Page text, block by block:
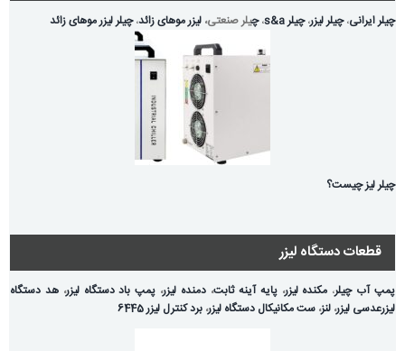
چیلر ایرانی،چیلر لیزر،چیلر s&a ،چیلر صنعتی، لیزر موهای زائد،چیلر لیزر موهای زائد
چیلر لیز چیست؟
قطعات دستگاه لیزر
پمپ آب چیلر، مکنده لیزر،پایه آینه ثابت، دمنده لیزر، پمپ باد دستگاه لیزر،هد دستگاه
لیزرعدسی لیزر، لنز، ست مکانیکال دستگاه لیزر، برد کنترل لیزر 6445